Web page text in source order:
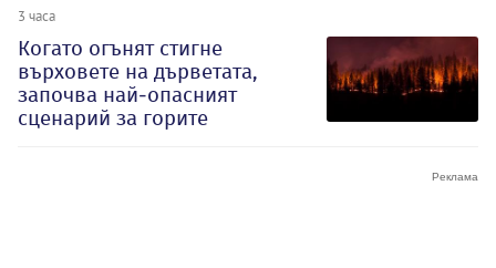
3 часа
Когато огънят стигне
върховете на дърветата,
започва най-опасният
сценарий за горите